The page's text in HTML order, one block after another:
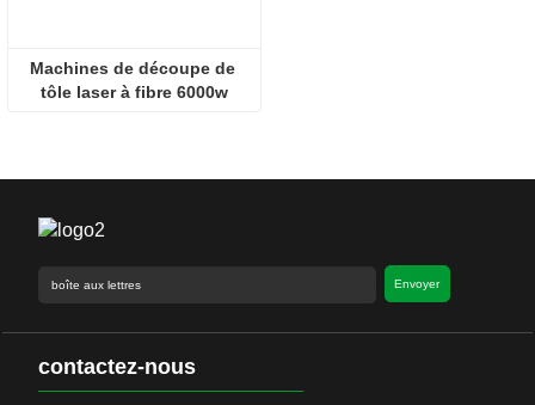
Machines de découpe de
tôle laser à fibre 6000w
Envoyer
contactez-nous